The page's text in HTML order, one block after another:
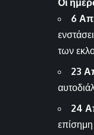
Οι
6
των
23
24